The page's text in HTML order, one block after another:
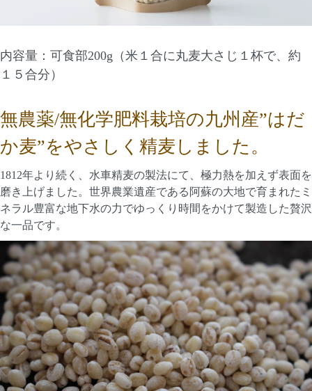
内容量：可食部200g（米１合に丸麦大さじ１杯で、約
１５合分）
無農薬/無化学肥料栽培の九州産”はだ
か麦”をやさしく精麦しました。
1812年より続く、水車精麦の製法にて、極力熱を加えず表面を
磨き上げました。世界農業遺産である阿蘇の大地で育まれたミ
ネラル豊富な地下水の力でゆっくり時間をかけて製造した贅沢
な一品です。